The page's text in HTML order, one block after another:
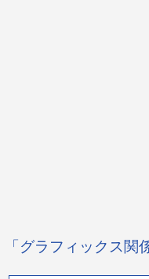
「グラフィックス